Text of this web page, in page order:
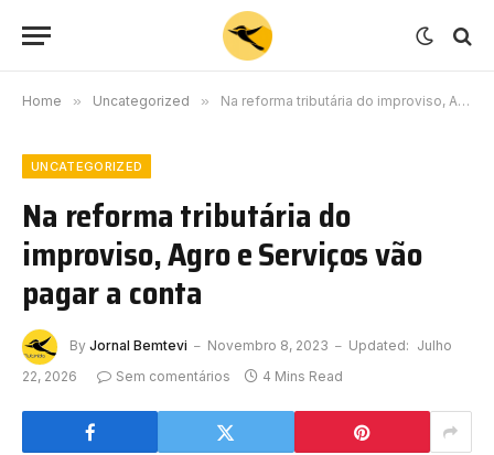
Home » Uncategorized » Na reforma tributária do improviso, Agro e Serviços vão pagar a conta
UNCATEGORIZED
Na reforma tributária do
improviso, Agro e Serviços vão
pagar a conta
By Jornal Bemtevi Novembro 8, 2023 Updated: Julho
22, 2026
Sem comentários 4 Mins Read